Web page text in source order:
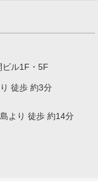
ル1F・5F
徒歩 約3分
より 徒歩 約14分